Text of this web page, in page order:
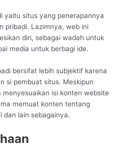
yaitu situs yang penerapannya
pribadi. Lazimnya, web ini
diri, sebagai wadah untuk
media untuk berbagi ide.
bersifat lebih subjektif karena
si pembuat situs. Meskipun
isi konten website
memuat konten tentang
dan lain sebagainya.